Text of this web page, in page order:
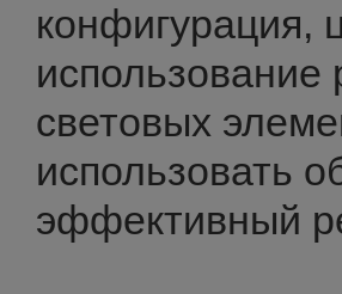
конфигурация,
световых
использовать
эффективный